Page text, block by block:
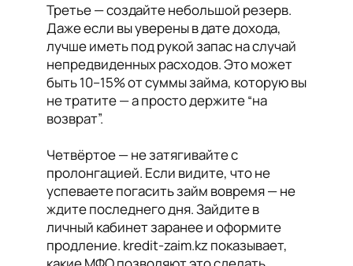
Третье — создайте небольшой резерв.
Даже если вы уверены в дате дохода,
лучше иметь под рукой запас на случай
непредвиденных расходов. Это может
быть 10–15% от суммы займа, которую вы
не тратите — а просто держите “на
возврат”.
Четвёртое — не затягивайте с
пролонгацией. Если видите, что не
успеваете погасить займ вовремя — не
ждите последнего дня. Зайдите в
личный кабинет заранее и оформите
продление. kredit-zaim.kz показывает,